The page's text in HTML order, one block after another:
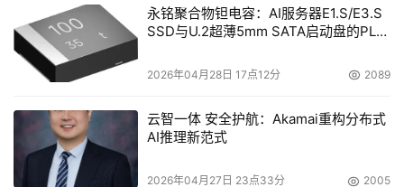
永铭聚合物钽电容：AI服务器E1.S/E3.S
SSD与U.2超薄5mm SATA启动盘的PLP
2026年04月28日 17点12分 2089
云智一体 安全护航：Akamai重构分布式
AI推理新范式
2026年04月27日 23点33分 2005